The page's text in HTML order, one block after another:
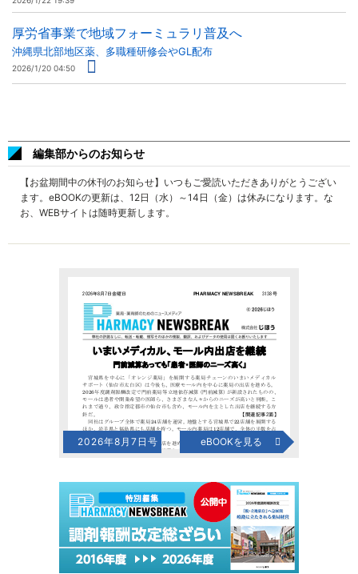
厚労省事業で地域フォーミュラリ普及へ
沖縄県北部地区薬、多職種研修会やGL配布
2026/1/20 04:50
編集部からのお知らせ
【お盆期間中の休刊のお知らせ】いつもご愛読いただきありがとうござい
ます。eBOOKの更新は、12日（水）～14日（金）は休みになります。な
お、WEBサイトは随時更新します。
2026年8月7日号 eBOOKを見る